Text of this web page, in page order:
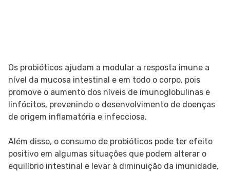
Os probióticos ajudam a modular a resposta imune a
nível da mucosa intestinal e em todo o corpo, pois
promove o aumento dos níveis de imunoglobulinas e
linfócitos, prevenindo o desenvolvimento de doenças
de origem inflamatória e infecciosa.
Além disso, o consumo de probióticos pode ter efeito
positivo em algumas situações que podem alterar o
equilíbrio intestinal e levar à diminuição da imunidade,